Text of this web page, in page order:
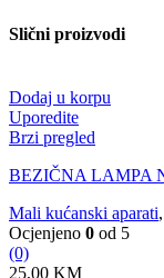
Slični proizvodi
Dodaj u korpu
Uporedite
Brzi pregled
BEZIČNA LAMPA
Mali kućanski aparati,
Ocjenjeno 0 od 5
(0)
25,00 KM